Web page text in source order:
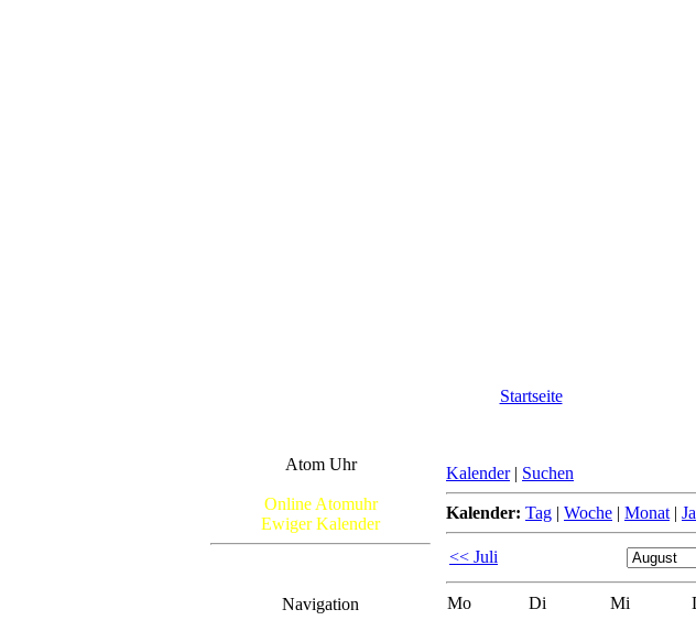
Startseite
Atom Uhr
Online Atomuhr
Ewiger Kalender
Navigation
Kalender | Suchen
Kalender: Tag | Woche | Monat |
<< Juli
Mo Di Mi